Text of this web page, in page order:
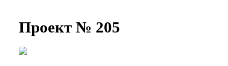
Проект № 205